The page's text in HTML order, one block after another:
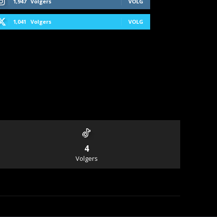
1,041 Volgers VOLG
4
Volgers